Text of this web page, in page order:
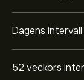
Dagens intervall
52 veckors